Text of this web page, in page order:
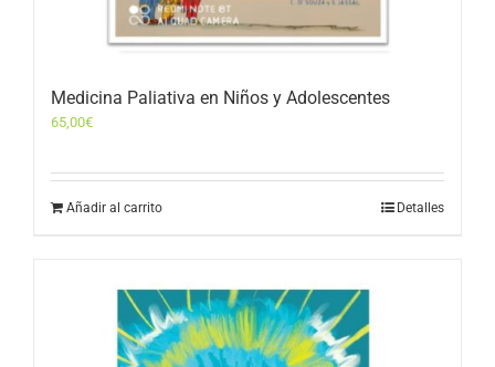
Medicina Paliativa en Niños y Adolescentes
65,00€
Añadir al carrito Detalles